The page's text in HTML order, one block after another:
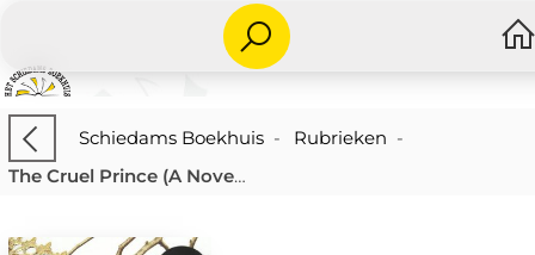
Schiedams Boekhuis- Rubrieken -
The Cruel Prince (A Novel of Elfhame)